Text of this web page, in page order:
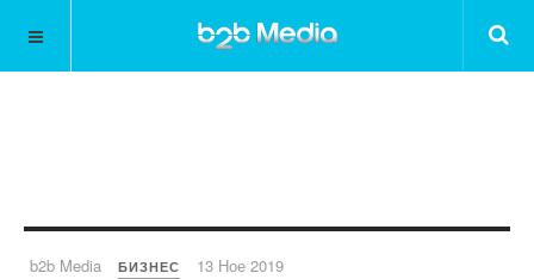
b2b Media БИЗНЕС 13 Ное 2019